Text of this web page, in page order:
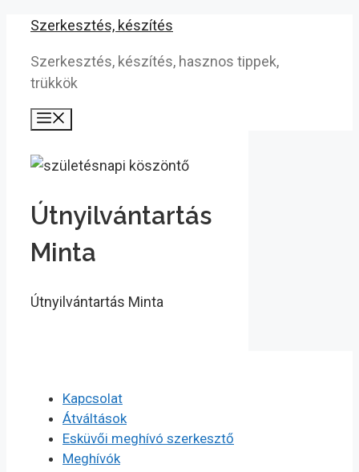
Kilépés
tartalomba
Szerkesztés, készítés
Szerkesztés, készítés, hasznos tippek,
trükkök
Útnyilvántartás
Minta
Útnyilvántartás Minta
Kapcsolat
Átváltások
Esküvői meghívó szerkesztő
Meghívók